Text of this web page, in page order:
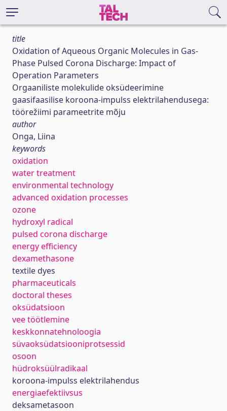
title
Oxidation of Aqueous Organic Molecules in Gas-
Phase Pulsed Corona Discharge: Impact of
Operation Parameters
Orgaaniliste molekulide oksüdeerimine
gaasifaasilise koroona-impulss elektrilahendusega:
töörežiimi parameetrite mõju
author
Onga, Liina
keywords
oxidation
water treatment
environmental technology
advanced oxidation processes
ozone
hydroxyl radical
pulsed corona discharge
energy efficiency
dexamethasone
textile dyes
pharmaceuticals
doctoral theses
oksüdatsioon
vee töötlemine
keskkonnatehnoloogia
süvaoksüdatsiooniprotsessid
osoon
hüdroksüülradikaal
koroona-impulss elektrilahendus
energiaefektiivsus
deksametasoon